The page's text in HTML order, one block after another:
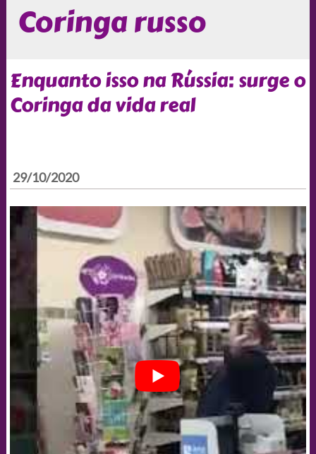
Coringa russo
Enquanto isso na Rússia: surge o
Coringa da vida real
29/10/2020